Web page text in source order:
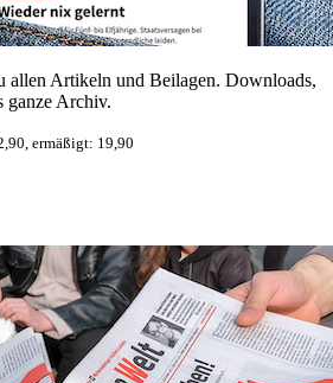
allen Artikeln und Beilagen. Downloads,
ganze Archiv.
ermäßigt: 19,90